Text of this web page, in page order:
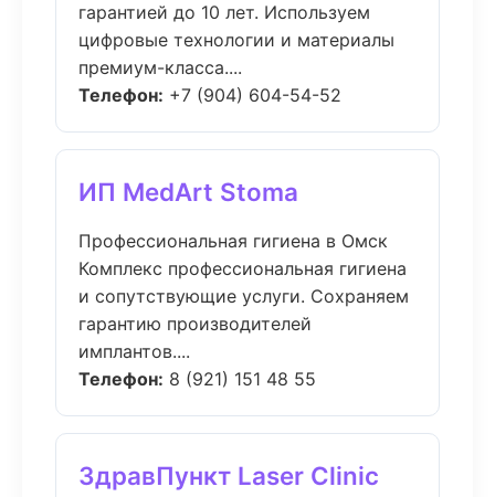
гарантией до 10 лет. Используем
цифровые технологии и материалы
премиум-класса....
Телефон: +7 (904) 604-54-52
ИП MedArt Stoma
Профессиональная гигиена в Омск
Комплекс профессиональная гигиена
и сопутствующие услуги. Сохраняем
гарантию производителей
имплантов....
Телефон: 8 (921) 151 48 55
ЗдравПункт Laser Clinic